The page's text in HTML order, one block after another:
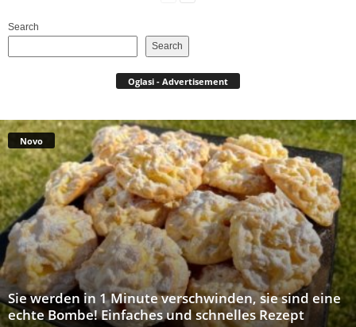
Search
Search
Oglasi - Advertisement
Novo
Sie werden in 1 Minute verschwinden, sie sind eine
echte Bombe! Einfaches und schnelles Rezept